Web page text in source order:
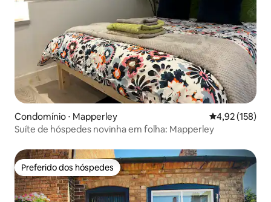
Condomínio ⋅ Mapperley 4,92 de uma
4,92 (158)
Suíte de hóspedes novinha em folha: Mapperley
Preferido dos hóspedes
Preferido dos hóspedes